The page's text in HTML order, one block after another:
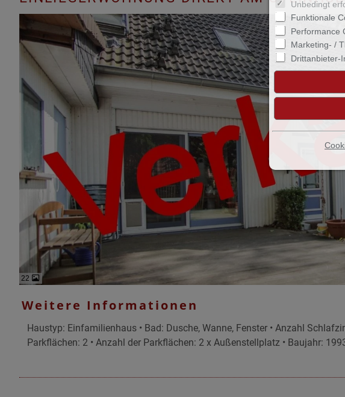
22
Weitere Informationen
Haustyp: Einfamilienhaus • Bad: Dusche, Wanne, Fenster • Anzahl
Parkflächen: 2 • Anzahl der Parkflächen: 2 x Außenstellplatz • Baujahr:
Unbedingt
Funktionale
Performance
Marketing- /
Drittanbieter-